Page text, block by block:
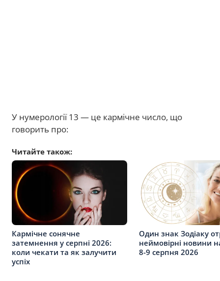
У нумерології 13 — це кармічне число, що
говорить про:
Читайте також:
Кармічне сонячне
затемнення у серпні 2026:
коли чекати та як залучити
успіх
Один знак Зодіаку
неймовірні новини
8-9 серпня 2026